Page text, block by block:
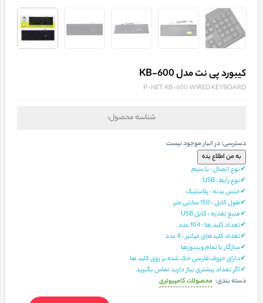
کیبورد پی نت مدل KB-600
P-NET KB-600 WIRED KEYBOARD
شناسه محصول:
دسترسی:در انبار موجود نیست
✔نوع اتصال : با سیم
✔نوع رابط : USB
✔جنس بدنه : پلاستیک
✔طول کابل : 150 سانتی متر
✔منبع تغذیه : کابل USB
✔تعداد کلید ها : 104 عدد
✔تعداد کلیدهای میانبر : 8 عدد
✔سازگار با تمام ویندوزها
✔دارای حروف فارسی حک شده بر روی کلید ها
✔اگر تعداد بیشتری نیاز دارید تماس بگیرید
دسته بندی: محصولات کامپیوتری